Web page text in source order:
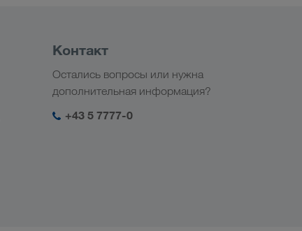
Контакт
Остались вопросы или нужна
дополнительная информация?
+43 5 7777-0